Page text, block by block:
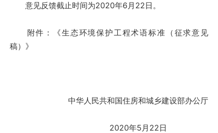
意见反馈截止时间为2020年6月22日。
附件：《生态环境保护工程术语标准（征求意见
稿）》
中华人民共和国住房和城乡建设部办公厅
2020年5月22日